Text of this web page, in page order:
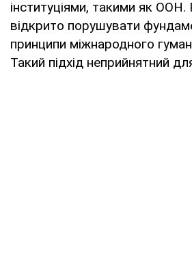
інституціями, такими як
відкрито порушувати
принципи міжнародного
Такий підхід неприйнятний